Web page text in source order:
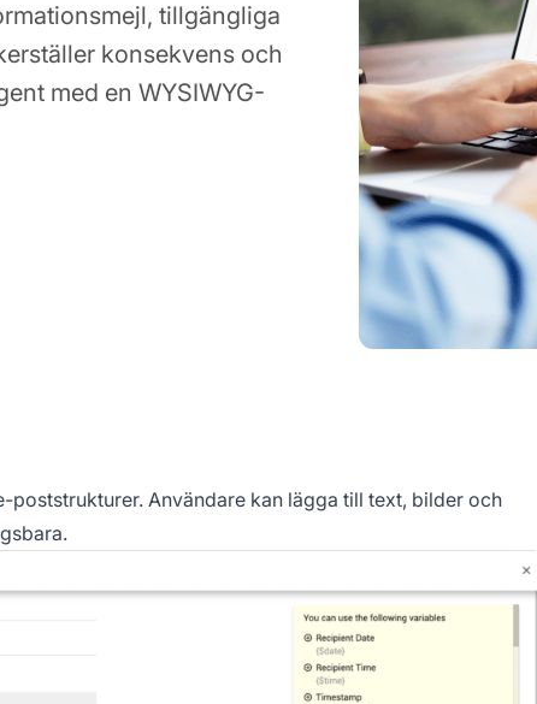
tillgängliga
konsekvens och
med en WYSIWYG-
Användare kan lägga till text, bilder och